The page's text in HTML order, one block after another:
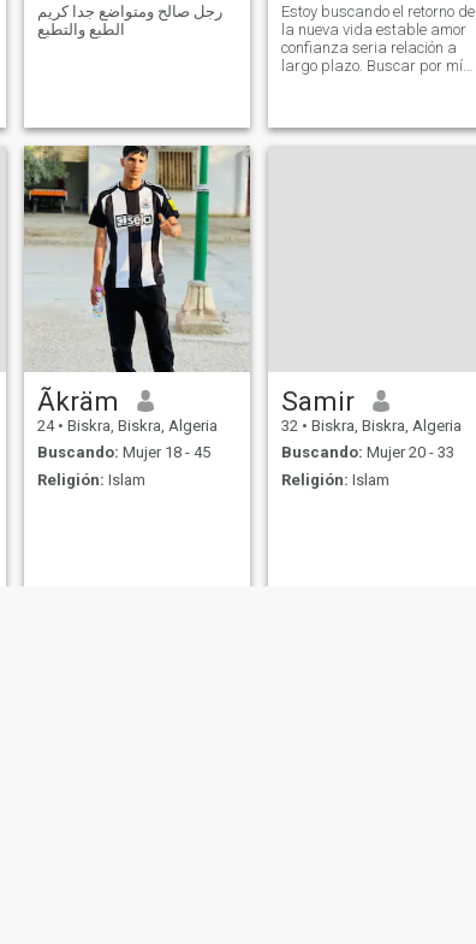
رجل صالح ومتواضع جدا كريم
الطبع والتطبع
Estoy buscando el retorno de
la nueva vida estable amor
confianza seria relación a
largo plazo. Buscar por mí
Ãkräm
24 • Biskra, Biskra, Algeria
Buscando: Mujer 18 - 45
Religión: Islam
Samir
32 • Biskra, Biskra, Algeria
Buscando: Mujer 20 - 33
Religión: Islam